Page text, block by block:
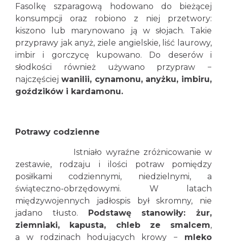
Fasolkę szparagową hodowano do bieżącej
konsumpcji oraz robiono z niej przetwory:
kiszono lub marynowano ją w słojach. Takie
przyprawy jak anyż, ziele angielskie, liść laurowy,
imbir i gorczycę kupowano. Do deserów i
słodkości również używano przypraw −
najczęściej wanilii, cynamonu, anyżku, imbiru,
goździków i kardamonu.
Potrawy codzienne
Istniało wyraźne zróżnicowanie w
zestawie, rodzaju i ilości potraw pomiędzy
posiłkami codziennymi, niedzielnymi, a
świąteczno-obrzędowymi. W latach
międzywojennych jadłospis był skromny, nie
jadano tłusto.
Podstawę stanowiły: żur,
ziemniaki, kapusta, chleb ze smalcem,
a w rodzinach hodujących krowy − mleko